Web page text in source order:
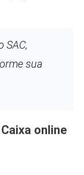
SAC,
sua
online